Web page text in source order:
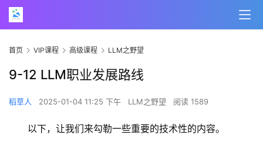
首页 VIP课程 高级课程 LLM之野望
9-12 LLM职业发展路线
稻草人 2025-01-04 11:25 下午 LLM之野望 阅读 1589
以下，让我们来勾勒一些重要的技术性的内容。